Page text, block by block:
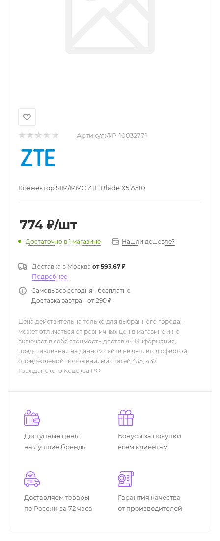
Артикул:ФР-10032771
Коннектор SIM/MMC ZTE Blade X5 A510
774 ₽/шт
Достаточно в 1 магазине Нашли дешевле?
Доставка в Москва от 593.67 ₽
Подробнее
Самовывоз сегодня - бесплатно
Доставка завтра - от 290 ₽
Цена действительна только для выбранного города,
может отличаться от розничных цен в магазине и не
включает в себя стоимость доставки. Информация,
представленная на данном сайте не является офертой,
определяемой положениями статей 435, 437
Гражданского Кодекса РФ
Доступные цены
на лучшие бренды
Бонусы за покупки
всем клиентам
Доставляем товары
по России за 72 часа
Гарантия качества
от производителей